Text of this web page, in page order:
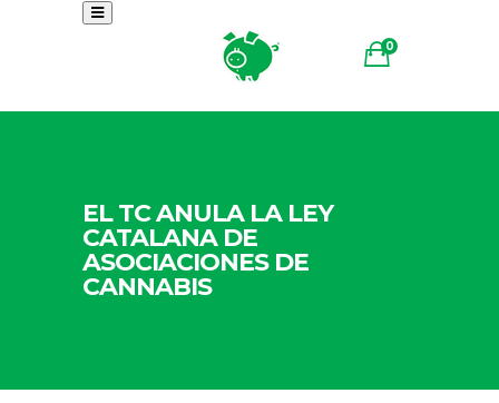
0
EL TC ANULA LA LEY
CATALANA DE
ASOCIACIONES DE
CANNABIS